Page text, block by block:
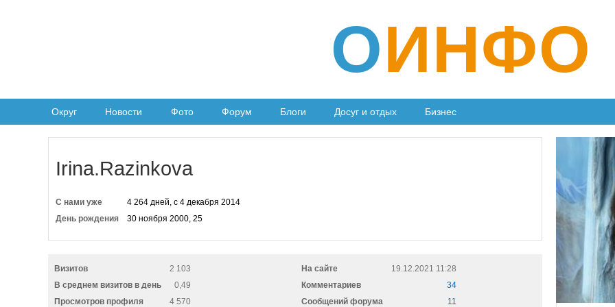
ОИНФО
Округ Новости Фото Форум Блоги Досуг и отдых Бизнес
Irina.Razinkova
С нами уже
4 264 дней, с 4 декабря 2014
День рождения
30 ноября 2000, 25
Визитов
2 103
В среднем визитов в день
0,49
Просмотров профиля
4 570
На сайте
19.12.2021 11:28
Комментариев
34
Cообщений форума
11